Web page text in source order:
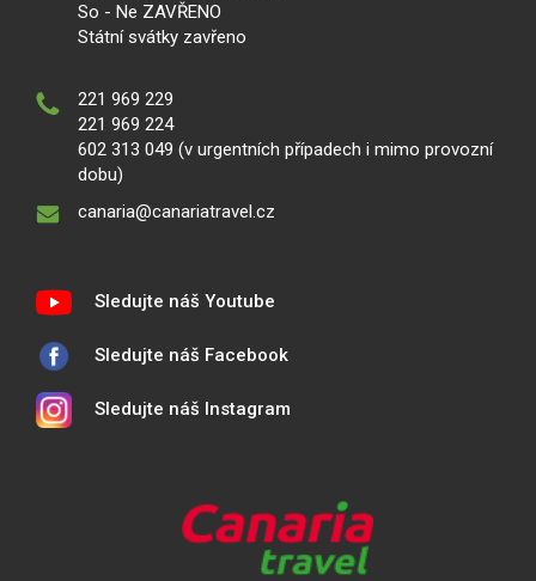
So - Ne ZAVŘENO
Státní svátky zavřeno
221 969 229
221 969 224
602 313 049 (v urgentních případech i mimo provozní
dobu)
canaria@canariatravel.cz
Sledujte náš Youtube
Sledujte náš Facebook
Sledujte náš Instagram